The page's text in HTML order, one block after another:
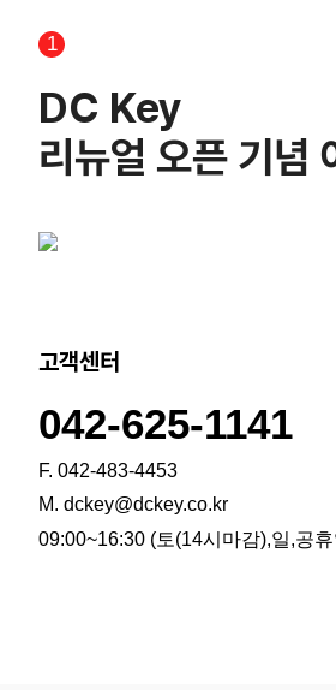
1
DC Key
리뉴얼 오픈 기념
고객센터
042-625-1141
F. 042-483-4453
M. dckey@dckey.co.kr
09:00~16:30 (토(14시마감),일,공